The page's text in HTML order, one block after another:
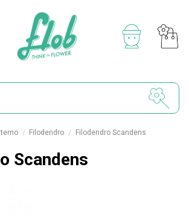
Filodendro Filodendro Scandens
Scandens